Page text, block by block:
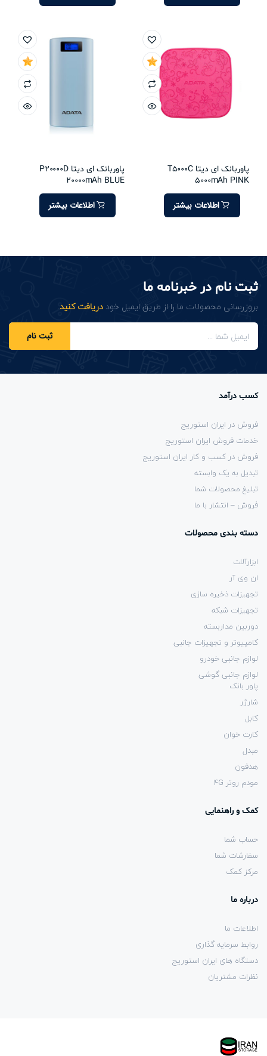
پاوربانک ای دیتا T5000C
5000mAh PINK
اطلاعات بیشتر
پاوربانک ای دیتا P20000D
20000mAh BLUE
اطلاعات بیشتر
ثبت نام در خبرنامه ما
بروزرسانی محصولات ما را از طریق ایمیل خود دریافت کنید.
ثبت نام
کسب درآمد
فروش در ایران استوریج
خدمات فروش ایران استوریج
فروش در کسب و کار ایران استوریج
تبدیل به یک وابسته
تبلیغ محصولات شما
فروش – انتشار با ما
دسته بندی محصولات
ابزارآلات
ان وی آر
تجهیزات ذخیره سازی
تجهیزات شبکه
دوربین مداربسته
کامپیوتر و تجهیزات جانبی
لوازم جانبی خودرو
لوازم جانبی گوشی
پاور بانک
شارژر
کابل
کارت خوان
مبدل
هدفون
مودم روتر 4G
کمک و راهنمایی
حساب شما
سفارشات شما
مرکز کمک
درباره ما
اطلاعات ما
روابط سرمایه گذاری
دستگاه های ایران استوریج
نظرات مشتریان